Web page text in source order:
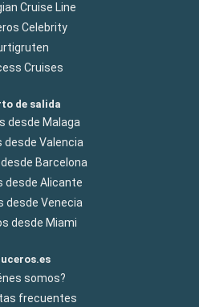
Cruise Line
Celebrity
Cruises
de salida
desde Malaga
desde Valencia
Barcelona
desde Alicante
desde Venecia
desde Miami
somos?
frecuentes